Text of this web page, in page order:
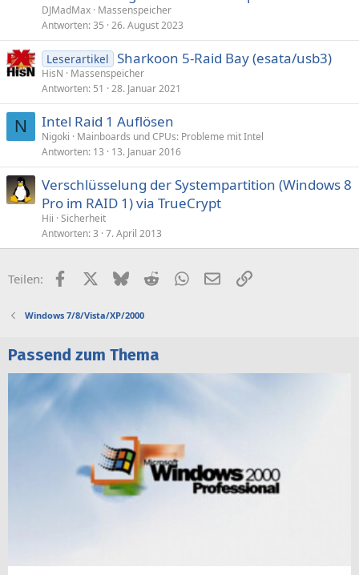
DJMadMax Massenspeicher
Antworten 35 26. August 2023
Leserartikel Sharkoon 5-Raid Bay (esata/usb3)
HisN
Massenspeicher
Antworten 51 28. Januar 2021
N Intel Raid 1 Auflösen
Nigoki
Mainboards und CPUs: Probleme mit Intel
Antworten 13 13. Januar 2016
Verschlüsselung der Systempartition (Windows 8
Pro im RAID 1) via TrueCrypt
Hii Sicherheit
Antworten 3 7. April 2013
Teilen: FacebookX (Twitter)
BlueskyRedditWhatsApp
E-MailLink
Windows 7/8/Vista/XP/2000
Passend zum Thema